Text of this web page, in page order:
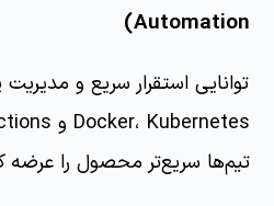
Automation)
توانایی استقرار سریع و مدیریت
تیم‌ها سریع‌تر محصول را عرضه